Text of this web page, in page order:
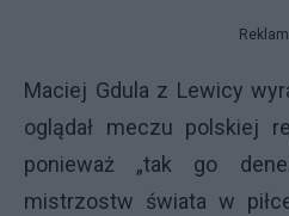
Maciej Gdula z Lewicy
oglądał meczu polskiej
ponieważ „tak go
mistrzostw świata w